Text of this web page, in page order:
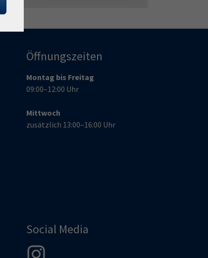
Öffnungszeiten
Montag bis Freitag
09:00–12:00 Uhr
Mittwoch
zusätzlich 13:00–16:00 Uhr
Social Media